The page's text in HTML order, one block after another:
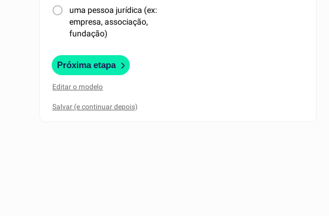
uma pessoa jurídica (ex:
empresa, associação,
fundação)
Próxima etapa
Editar o modelo